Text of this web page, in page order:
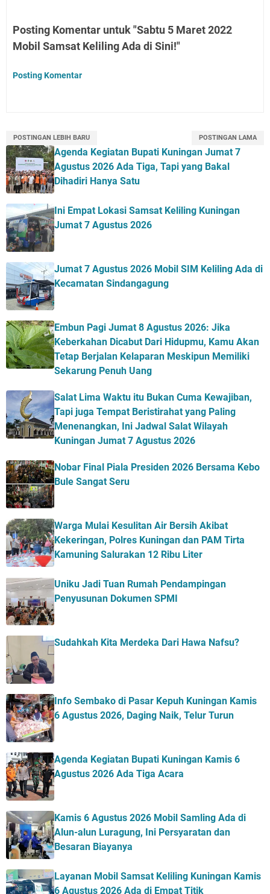
Posting Komentar untuk "Sabtu 5 Maret 2022
Mobil Samsat Keliling Ada di Sini!"
Posting Komentar
POSTINGAN LEBIH BARU POSTINGAN LAMA
Agenda Kegiatan Bupati Kuningan Jumat 7
Agustus 2026 Ada Tiga, Tapi yang Bakal
Dihadiri Hanya Satu
Ini Empat Lokasi Samsat Keliling Kuningan
Jumat 7 Agustus 2026
Jumat 7 Agustus 2026 Mobil SIM Keliling Ada di
Kecamatan Sindangagung
Embun Pagi Jumat 8 Agustus 2026: Jika
Keberkahan Dicabut Dari Hidupmu, Kamu Akan
Tetap Berjalan Kelaparan Meskipun Memiliki
Sekarung Penuh Uang
Salat Lima Waktu itu Bukan Cuma Kewajiban,
Tapi juga Tempat Beristirahat yang Paling
Menenangkan, Ini Jadwal Salat Wilayah
Kuningan Jumat 7 Agustus 2026
Nobar Final Piala Presiden 2026 Bersama Kebo
Bule Sangat Seru
Warga Mulai Kesulitan Air Bersih Akibat
Kekeringan, Polres Kuningan dan PAM Tirta
Kamuning Salurakan 12 Ribu Liter
Uniku Jadi Tuan Rumah Pendampingan
Penyusunan Dokumen SPMI
Sudahkah Kita Merdeka Dari Hawa Nafsu?
Info Sembako di Pasar Kepuh Kuningan Kamis
6 Agustus 2026, Daging Naik, Telur Turun
Agenda Kegiatan Bupati Kuningan Kamis 6
Agustus 2026 Ada Tiga Acara
Kamis 6 Agustus 2026 Mobil Samling Ada di
Alun-alun Luragung, Ini Persyaratan dan
Besaran Biayanya
Layanan Mobil Samsat Keliling Kuningan Kamis
6 Agustus 2026 Ada di Empat Titik